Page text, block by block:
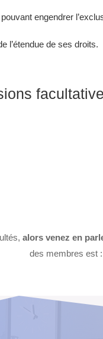
engendrer
l’étendue de ses droits.
alors venez en
des membres est :